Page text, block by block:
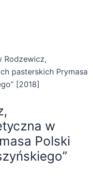
Rodzewicz,
pasterskich Prymasa
[2018]
w
Polski